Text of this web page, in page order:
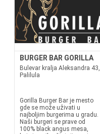
BURGER BAR GORILLA
Bulevar kralja Aleksandra 43,
Palilula
Gorilla Burger Bar je mesto
gde se može uživati u
najboljim burgerima u gradu.
Naši burgeri se prave od
100% black angus mesa,